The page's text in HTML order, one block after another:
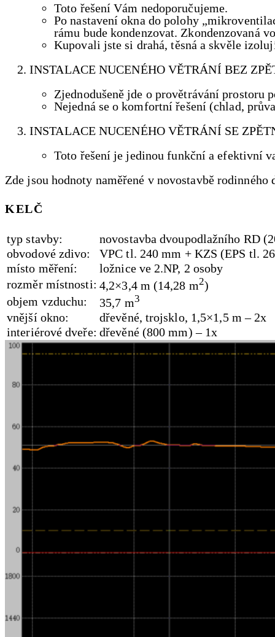
Toto řešení Vám nedoporučujeme.
Po nastavení okna do polohy
rámu bude kondenzovat. Zkondenzovaná
Kupovali jste si drahá, těsná a skvěle
INSTALACE NUCENÉHO VĚTRÁNÍ BEZ
Zjednodušeně jde o provětrávání prostoru
Nejedná se o komfortní řešení (chlad,
INSTALACE NUCENÉHO VĚTRÁNÍ SE
Toto řešení je jedinou funkční a efektivní
Zde jsou hodnoty naměřené v novostavbě
KELČ
typ stavby:
novostavba dvoupodlažního RD
obvodové zdivo:
VPC tl. 240 mm + KZS (EPS tl.
místo měření:
ložnice ve 2.NP, 2 osoby
rozměr místnosti: 4,2×3,4 m (14,28 m2)
objem vzduchu:
35,7 m3
vnější okno:
dřevěné, trojsklo, 1,5×1,5 m – 2x
interiérové dveře: dřevěné (800 mm) – 1x